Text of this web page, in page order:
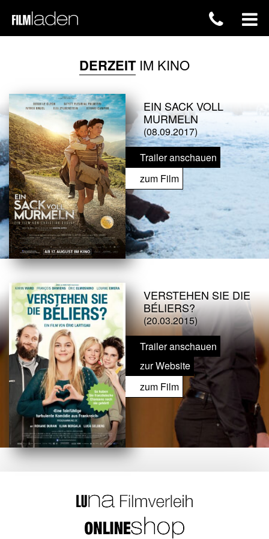
DERZEITIM KINO
EIN SACK VOLL
MURMELN
(08.09.2017)
Trailer anschauen
zum Film
VERSTEHEN SIE DIE
BÉLIERS?
(20.03.2015)
Trailer anschauen
zur Website
zum Film